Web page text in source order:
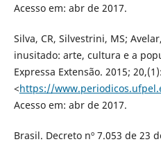
Acesso em: abr de 2017.
Silva, CR, Silvestrini, MS;
inusitado: arte, cultura e a
Expressa Extensão. 2015;
<https://
Acesso em: abr de 2017.
Brasil. Decreto nº 7.053 de 23